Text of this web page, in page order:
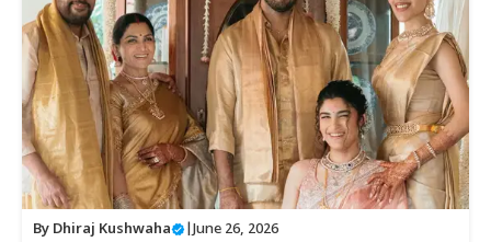
By Dhiraj Kushwaha June 26, 2026